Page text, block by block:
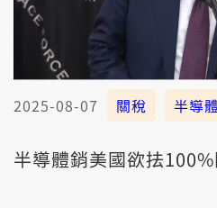
2025-08-07 關稅 半導體
半導體銷美國欲抾